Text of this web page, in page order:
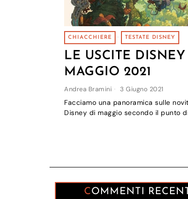
CHIACCHIERE · TESTATE DISNEY
LE USCITE DISNEY
MAGGIO 2021
Andrea Bramini 3 Giugno 2021
Facciamo una panoramica sulle
Disney di maggio secondo il punto
COMMENTI